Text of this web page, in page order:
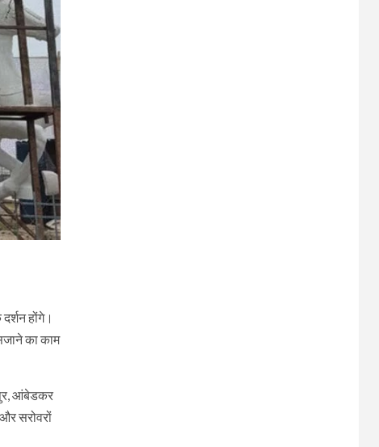
होंगे।
का काम
आंबेडकर
सरोवरों